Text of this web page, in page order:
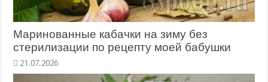
Маринованные кабачки на зиму без
стерилизации по рецепту моей бабушки